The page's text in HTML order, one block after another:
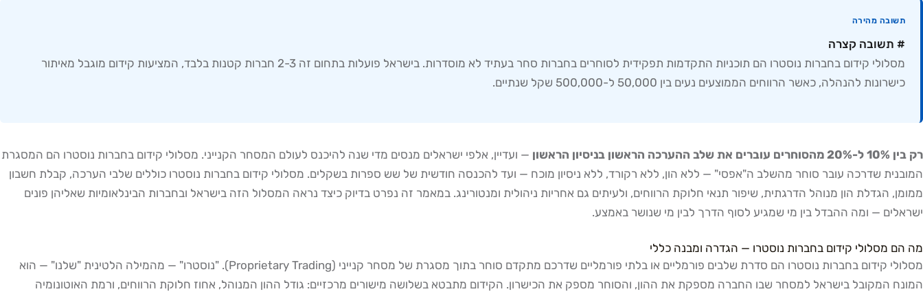
תשובה מהירה
# תשובה קצרה
מסלולי קידום בחברות נוסטרו הם תוכניות התקדמות תפקידית לסוחרים בחברות סחר בעתיד לא מוסדרות. בישראל פועלות בתחום זה 2-3 חברות קטנות בלבד, המציעות קידום מוגבל מאיתור
כישרונות להנהלה, כאשר הרווחים הממוצעים נעים בין 50,000 ל-500,000 שקל שנתיים.
רק בין 10% ל-20% מהסוחרים עוברים את שלב ההערכה הראשון בניסיון הראשון
— ועדיין, אלפי ישראלים מנסים מדי שנה להיכנס לעולם המסחר הקנייני. מסלולי קידום בחברות נוסטרו הם המסגרת
המובנית שדרכה עובר סוחר מהשלב ה"אפסי" — ללא הון, ללא רקורד, ללא ניסיון מוכח — ועד להכנסה חודשית של שש ספרות בשקלים. מסלולי קידום בחברות נוסטרו כוללים שלבי הערכה, קבלת חשבון
ממומן, הגדלת הון מנוהל הדרגתית, שיפור תנאי חלוקת הרווחים, ולעיתים גם אחריות ניהולית ומנטורינג. במאמר זה נפרט בדיוק כיצד נראה המסלול הזה בישראל ובחברות הבינלאומיות שאליהן פונים
ישראלים — ומה ההבדל בין מי שמגיע לסוף הדרך לבין מי שנושר באמצע.
מה הם מסלולי קידום בחברות נוסטרו — הגדרה ומבנה כללי
מסלולי קידום בחברות נוסטרו הם סדרת שלבים פורמליים או בלתי פורמליים שדרכם מתקדם סוחר בתוך מסגרת של מסחר קנייני (Proprietary Trading). "נוסטרו" — מהמילה הלטינית "שלנו" — הוא
המונח המקובל בישראל למסחר שבו החברה מספקת את ההון, והסוחר מספק את הכישרון. הקידום מתבטא בשלושה מישורים מרכזיים: גודל ההון המנוהל, אחוז חלוקת הרווחים, ורמת האוטונומיה